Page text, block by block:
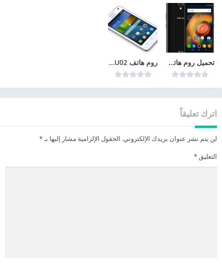
تحميل روم هاتف انفينكس Infinix X572_8_1_0-32+3-E1 روم هاتف HUAWEI Y336-U02 روم هواوي الرسمي
اترك تعليقاً
لن يتم نشر عنوان بريدك الإلكتروني. الحقول الإلزامية مشار إليها بـ*
التعليق *